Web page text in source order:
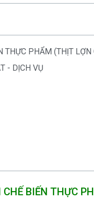
THỰC PHẨM (THỊT LỢN
- DỊCH VỤ
BIẾN THỰC